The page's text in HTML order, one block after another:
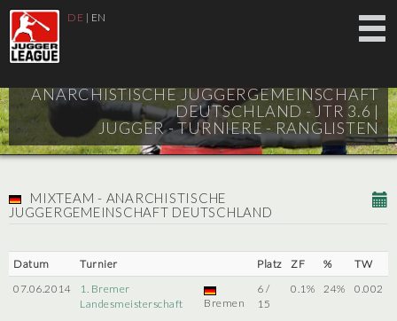
DE | EN
ANARCHISTISCHE JUGGERGEMEINSCHAFT
DEUTSCHLAND - JTR 3.6 |
JUGGER - TURNIERE - RANGLISTEN
MIXTEAM - ANARCHISTISCHE
JUGGERGEMEINSCHAFT DEUTSCHLAND
Datum Turnier Platz ZF %
TW
07.06.2014
1. Bremer
Landesmeisterschaft
Bremen
6 /
15
0.1% 24% 0.002